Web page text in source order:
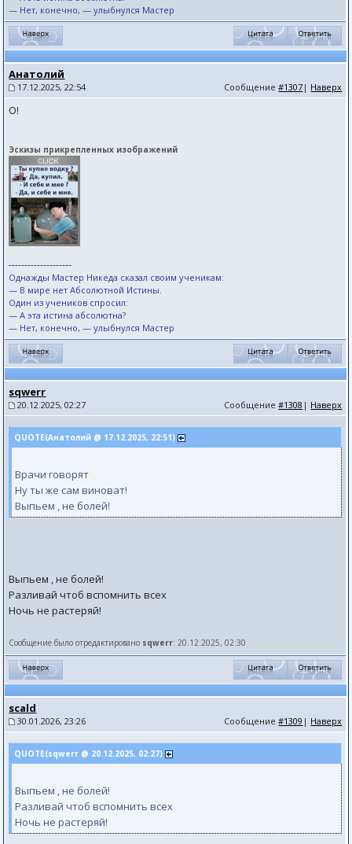
— Нет, конечно, — улыбнулся Мастер
Анатолий
17.12.2025, 22:54 Сообщение#1307 | Наверх
О!
Эскизы прикрепленных изображений
--------------------
Однажды Мастер Никеда сказал своим ученикам:
— В мире нет Абсолютной Истины.
Один из учеников спросил:
— А эта истина абсолютна?
— Нет, конечно, — улыбнулся Мастер
sqwerr
20.12.2025, 02:27 Сообщение#1308 | Наверх
QUOTE(Анатолий @ 17.12.2025, 22:51)
Врачи говорят
Ну ты же сам виноват!
Выпьем , не болей!
Выпьем , не болей!
Разливай чтоб вспомнить всех
Ночь не растеряй!
Сообщение было отредактировано sqwerr: 20.12.2025, 02:30
scald
30.01.2026, 23:26 Сообщение#1309 | Наверх
QUOTE(sqwerr @ 20.12.2025, 02:27)
Выпьем , не болей!
Разливай чтоб вспомнить всех
Ночь не растеряй!